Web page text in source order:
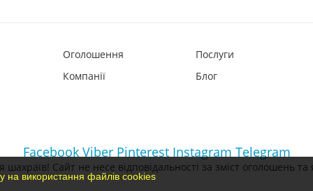
на використання файлів cookies
Оголошення
Компанії
Послуги
Блог
Facebook Viber Pinterest Instagram Telegram
Сайт не несе відповідальності за зміст оголошень